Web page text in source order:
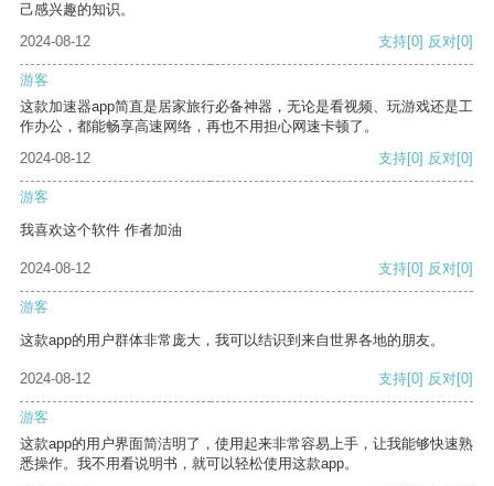
己感兴趣的知识。
2024-08-12
支持[0] 反对[0]
游客
这款加速器app简直是居家旅行必备神器，无论是看视频、玩游戏还是工
作办公，都能畅享高速网络，再也不用担心网速卡顿了。
2024-08-12
支持[0] 反对[0]
游客
我喜欢这个软件 作者加油
2024-08-12 支持[0] 反对[0]
游客
这款app的用户群体非常庞大，我可以结识到来自世界各地的朋友。
2024-08-12 支持[0] 反对[0]
游客
这款app的用户界面简洁明了，使用起来非常容易上手，让我能够快速熟
悉操作。我不用看说明书，就可以轻松使用这款app。